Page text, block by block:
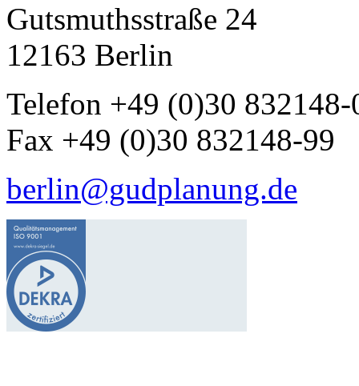
Gutsmuthsstraße 24
12163 Berlin
Telefon +49 (0)30 832148-
Fax +49 (0)30 832148-99
berlin@gudplanung.de